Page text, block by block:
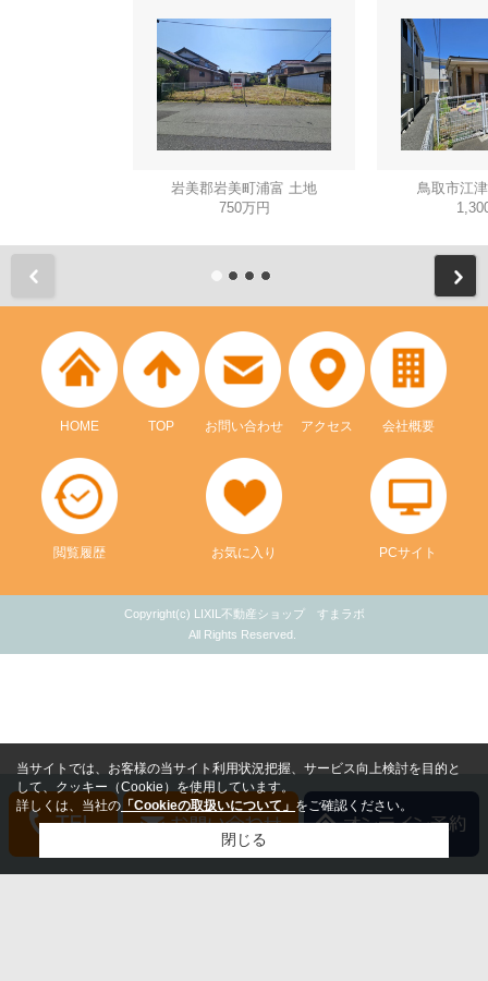
岩美郡岩美町浦富 土地
750万円
鳥取市江
HOME TOP お問い合わせ アクセス 会社概要
閲覧履歴 お気に入り PCサイト
Copyright(c) LIXIL不動産ショップ すまラボ
All Rights Reserved.
当サイトでは、お客様の当サイト利用状況把握、サービス向上検討を目的と
して、クッキー（Cookie）を使用しています。
詳しくは、当社の 「Cookieの取扱いについて」 をご確認ください。
閉じる